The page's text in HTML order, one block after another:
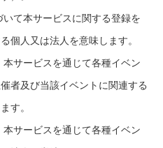
いて本サービスに関する登録を
個人又は法人を意味します。
本サービスを通じて各種イベン
者及び当該イベントに関連する
す。
本サービスを通じて各種イベン